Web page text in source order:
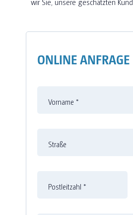
ONLINE ANFRAGE
Vorname *
Straße
Postleitzahl *